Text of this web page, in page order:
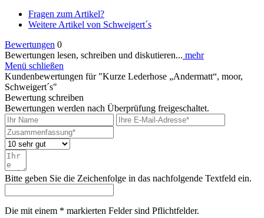
Fragen zum Artikel?
Weitere Artikel von Schweigert´s
Bewertungen 0
Bewertungen lesen, schreiben und diskutieren... mehr
Menü schließen
Kundenbewertungen für "Kurze Lederhose „Andermatt“, moor,
Schweigert´s"
Bewertung schreiben
Bewertungen werden nach Überprüfung freigeschaltet.
Bitte geben Sie die Zeichenfolge in das nachfolgende Textfeld ein.
Die mit einem * markierten Felder sind Pflichtfelder.